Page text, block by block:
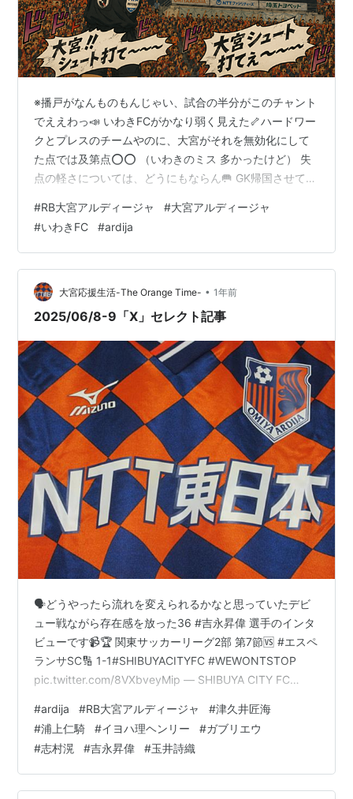
※播戸がなんものもんじゃい、試合の半分がこのチャント
でええわっ📣 いわきFCがかなり弱く見えた🦴ハードワー
クとプレスのチームやのに、大宮がそれを無効化にして
た点では及第点⭕️⭕️ （いわきのミス 多かったけど） 失
点の軽さについては、どうにもならん🥅 GK帰国させてく
もええって ・石川 ずーーーとスタメンにいて欲しい、い
やいるべきである 見えないところで、効果出てたわ🎹 ・
カプ 劣化がきてるが、フィジカル最強💪P.S.この審判 相
変わらず、見てないし、追いついてないし、基準が無茶
苦茶で面白い📺️ あっちはファウルでこっちはノーファウ
ル🎴 コケた…
#RB大宮アルディージャ #大宮アルディージャ
#いわきFC #ardija
大宮応援生活-The Orange Time- • 1年前
2025/06/8-9「X」セレクト記事
🗣️どうやったら流れを変えられるかなと思っていたデビ
ュー戦ながら存在感を放った36 #吉永昇偉 選手のインタ
ビューです📹🏆 関東サッカーリーグ2部 第7節🆚 #エスペ
ランサSC🔢 1-1#SHIBUYACITYFC #WEWONTSTOP
pic.twitter.com/8VXbveyMip — SHIBUYA CITY FC
定！＼音楽劇『謎解きはディナーのあとで』【東京公
演】📅9/9(火)〜9/23(火・祝)＜全17公演＞📍日本青年館
ホール【大阪公演】📅9/27(土)〜10/1(水)＜全7公演＞📍
SkyシアターMBS…
#ardija #RB大宮アルディージャ #津久井匠海
#浦上仁騎 #イヨハ理ヘンリー #ガブリエウ
#志村滉 #吉永昇偉 #玉井詩織